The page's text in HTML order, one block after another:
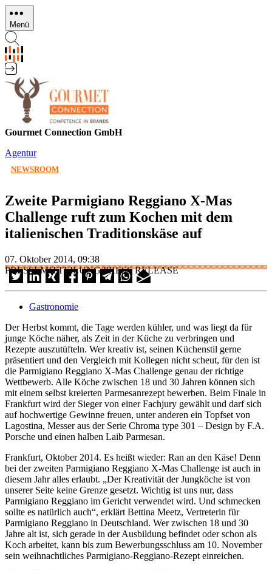
Direkt
zum
Inhalt
Menü
Gourmet Connection GmbH
Agentur
NEWSROOM
Zweite Parmigiano Reggiano X-Mas
Challenge ruft zum Kochen mit dem
italienischen Traditionskäse auf
07. Oktober 2014, 09:38
PRESSEMITTEILUNG/PRESS RELEASE
Gastronomie
Der Herbst kommt, die Tage werden kühler, und was liegt da für
junge Köche näher, als Zeit in der Küche zu verbringen und
Rezepte auszutüfteln. Wer kreativ ist, seinen Küchenstil gerne
präsentiert und den Vergleich mit Kollegen nicht scheut, für den ist
die Parmigiano Reggiano X-Mas Challenge genau der richtige
Wettbewerb. Alle Köche zwischen 18 und 30 Jahren können sich
mit einem selbst kreierten Parmesanrezept bewerben. Beim Finale in
Frankfurt wird der Sieger von einer Fachjury gewählt und darf sich
auf hochwertige Gewinne freuen, unter anderen ein Topfset von
Lagostina, Messer aus der Serie Chroma type 301 – Design by F.A.
Porsche und einen halben Laib Parmesan.
Frankfurt, Oktober 2014. Es heißt wieder: Ran an den Käse! Denn
bei der zweiten Parmigiano Reggiano X-Mas Challenge ist auch in
diesem Jahr alles erlaubt. „Der Kreativität der Jungköche ist von
unserer Seite keine Grenze gesetzt. Wichtig ist uns nur, dass
Parmigiano Reggiano im Gericht verwendet wird. Und schmecken
sollte es natürlich auch“, erklärt Bettina Meetz, Vertreterin für
Parmigiano Reggiano in Deutschland. Wer zwischen 18 und 30
Jahre alt ist, sich gerade in der Ausbildung befindet oder schon als
Koch arbeitet, kann bis zum Bewerbungsschluss am 10. November
sein weihnachtliches Parmigiano-Reggiano-Rezept einreichen.